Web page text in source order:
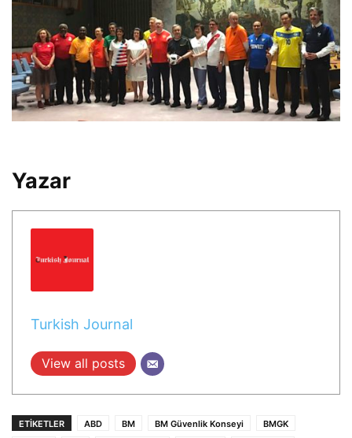
Yazar
Turkish Journal
View all posts
ETIKETLER ABD BM BM Güvenlik Konseyi
BMGK